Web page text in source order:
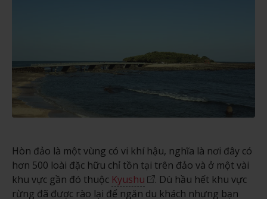
Hòn đảo là một vùng có vi khí hậu, nghĩa là nơi đây có
hơn 500 loài đặc hữu chỉ tồn tại trên đảo và ở một vài
khu vực gần đó thuộc Kyushu
. Dù hầu hết khu vực
rừng đã được rào lại để ngăn du khách nhưng bạn